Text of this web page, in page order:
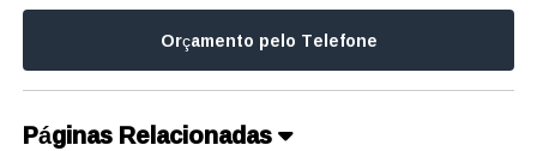
Orçamento pelo Telefone
Páginas Relacionadas